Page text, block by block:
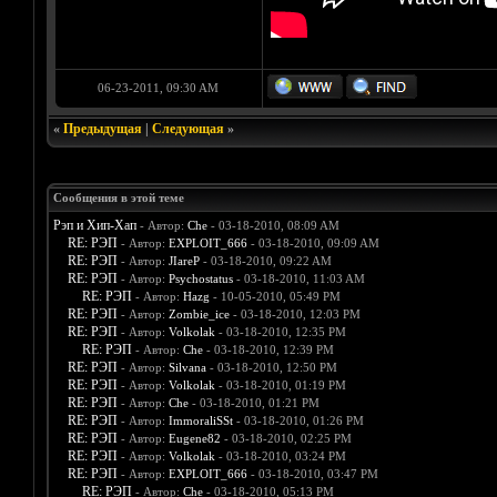
06-23-2011, 09:30 AM
« Предыдущая| Следующая»
Сообщения в этой теме
Рэп и Хип-Хап - Автор: Che- 03-18-2010, 08:09 AM
RE: РЭП - Автор: EXPLOIT_666- 03-18-2010, 09:09 AM
RE: РЭП - Автор: JIareP- 03-18-2010, 09:22 AM
RE: РЭП - Автор: Psychostatus- 03-18-2010, 11:03 AM
RE: РЭП - Автор: Hazg - 10-05-2010, 05:49 PM
RE: РЭП - Автор: Zombie_ice- 03-18-2010, 12:03 PM
RE: РЭП - Автор: Volkolak - 03-18-2010, 12:35 PM
RE: РЭП - Автор: Che- 03-18-2010, 12:39 PM
RE: РЭП - Автор: Silvana- 03-18-2010, 12:50 PM
RE: РЭП - Автор: Volkolak - 03-18-2010, 01:19 PM
RE: РЭП - Автор: Che- 03-18-2010, 01:21 PM
RE: РЭП - Автор: ImmoraliSSt- 03-18-2010, 01:26 PM
RE: РЭП - Автор: Eugene82 - 03-18-2010, 02:25 PM
RE: РЭП - Автор: Volkolak - 03-18-2010, 03:24 PM
RE: РЭП - Автор: EXPLOIT_666- 03-18-2010, 03:47 PM
RE: РЭП - Автор: Che- 03-18-2010, 05:13 PM